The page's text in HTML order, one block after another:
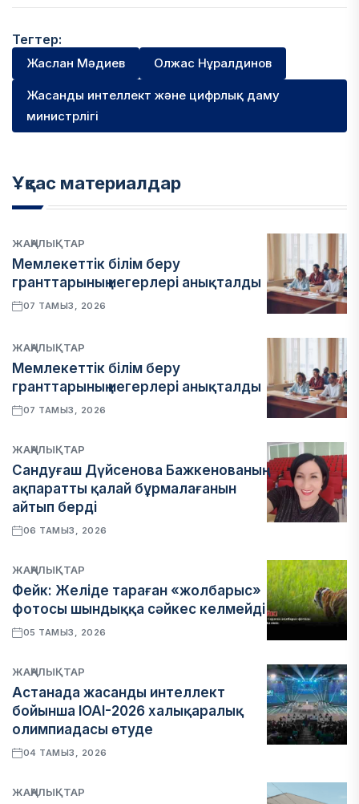
Тегтер:
Жаслан Мәдиев Олжас Нұралдинов
Жасанды интеллект және цифрлық даму
министрлігі
Ұқсас материалдар
ЖАҢАЛЫҚТАР
Мемлекеттік білім беру
гранттарының иегерлері анықталды
07 ТАМЫЗ, 2026
ЖАҢАЛЫҚТАР
Мемлекеттік білім беру
гранттарының иегерлері анықталды
07 ТАМЫЗ, 2026
ЖАҢАЛЫҚТАР
Сандуғаш Дүйсенова Бажкенованың
ақпаратты қалай бұрмалағанын
айтып берді
06 ТАМЫЗ, 2026
ЖАҢАЛЫҚТАР
Фейк: Желіде тараған «жолбарыс»
фотосы шындыққа сәйкес келмейді
05 ТАМЫЗ, 2026
ЖАҢАЛЫҚТАР
Астанада жасанды интеллект
бойынша IOAI-2026 халықаралық
олимпиадасы өтуде
04 ТАМЫЗ, 2026
ЖАҢАЛЫҚТАР